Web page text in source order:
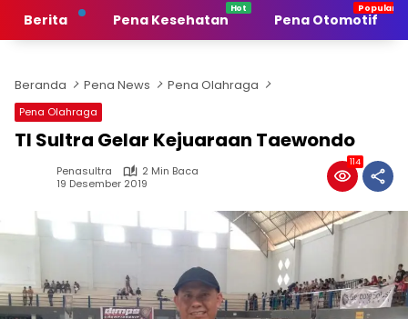
Berita Pena Kesehatan Pena Otomotif
Beranda Pena News Pena Olahraga
Pena Olahraga
TI Sultra Gelar Kejuaraan Taewondo
Penasultra
2 Min Baca
19 Desember 2019
114